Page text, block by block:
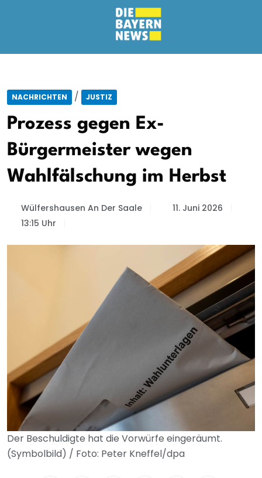
NACHRICHTEN / JUSTIZ
Prozess gegen Ex-
Bürgermeister wegen
Wahlfälschung im Herbst
Wülfershausen An Der Saale
11. Juni 2026
13:15 Uhr
Der Beschuldigte hat die Vorwürfe eingeräumt.
(Symbolbild) / Foto: Peter Kneffel/dpa